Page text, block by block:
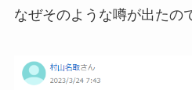
なぜそのような噂が出たの